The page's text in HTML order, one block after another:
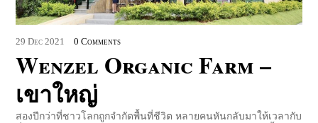
29 Dec 2021 0 Comments
Wenzel Organic Farm –
เขาใหญ่
สองปีกว่าที่ชาวโลกถูกจำกัดพื้นที่ชีวิต หลายคนหันกลับมาให้เวลากับ